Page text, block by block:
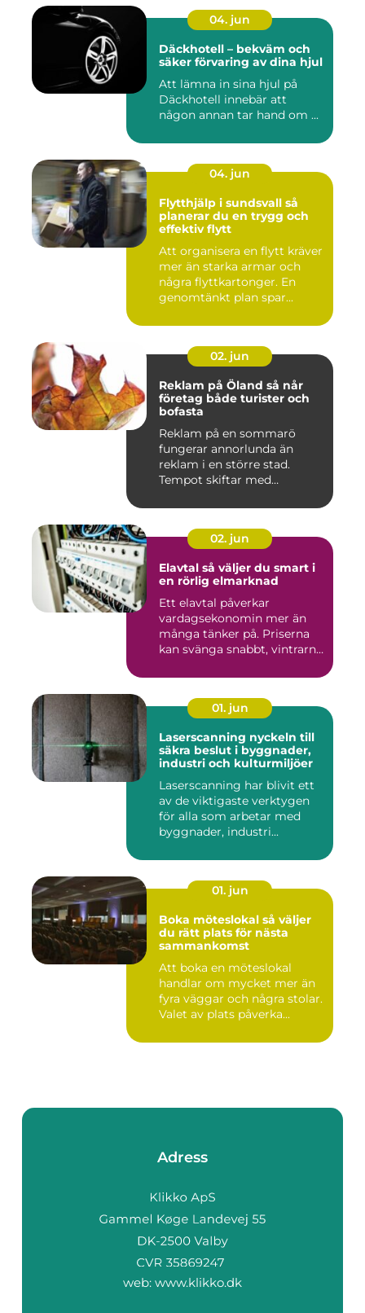
04. jun
Däckhotell – bekväm och
säker förvaring av dina hjul
Att lämna in sina hjul på
Däckhotell innebär att
någon annan tar hand om ...
04. jun
Flytthjälp i sundsvall så
planerar du en trygg och
effektiv flytt
Att organisera en flytt kräver
mer än starka armar och
några flyttkartonger. En
genomtänkt plan spar...
02. jun
Reklam på Öland så når
företag både turister och
bofasta
Reklam på en sommarö
fungerar annorlunda än
reklam i en större stad.
Tempot skiftar med
02. jun
Elavtal så väljer du smart i
en rörlig elmarknad
Ett elavtal påverkar
vardagsekonomin mer än
många tänker på. Priserna
kan svänga snabbt, vintrarna
01. jun
Laserscanning nyckeln till
säkra beslut i byggnader,
industri och kulturmiljöer
Laserscanning har blivit ett
av de viktigaste verktygen
för alla som arbetar med
byggnader, industri...
01. jun
Boka möteslokal så väljer
du rätt plats för nästa
sammankomst
Att boka en möteslokal
handlar om mycket mer än
fyra väggar och några stolar.
Valet av plats påverka...
Adress
web: www.klikko.dk